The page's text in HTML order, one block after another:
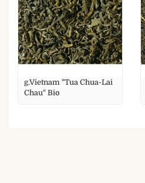
g.Vietnam "Tua Chua-Lai
Chau" Bio